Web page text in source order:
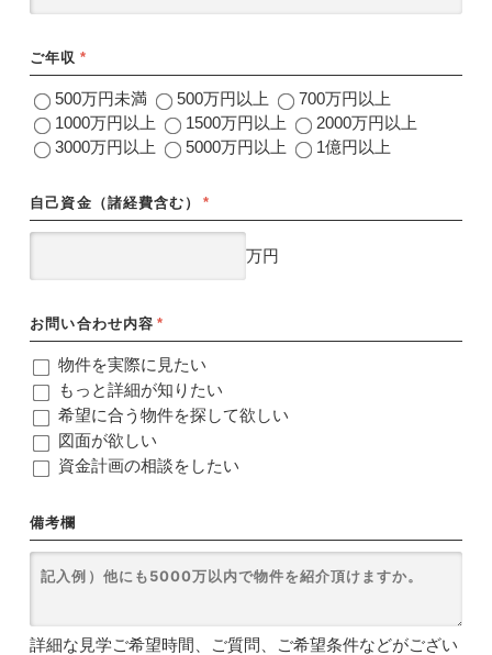
ご年収 *
500万円未満 500万円以上
700万円以上
1000万円以上
1500万円以上
2000万円以上
3000万円以上
5000万円以上 1億円以上
自己資金（諸経費含む） *
万円
お問い合わせ内容 *
物件を実際に見たい
もっと詳細が知りたい
希望に合う物件を探して欲しい
図面が欲しい
資金計画の相談をしたい
備考欄
詳細な見学ご希望時間、ご質問、ご希望条件などがござい